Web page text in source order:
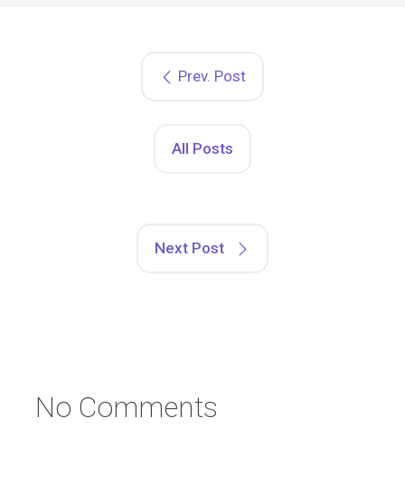
Prev. Post
All Posts
Next Post
No Comments